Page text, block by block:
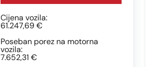
Cijena vozila:
61.247,69 €
Poseban porez na motorna
vozila:
7.652,31 €